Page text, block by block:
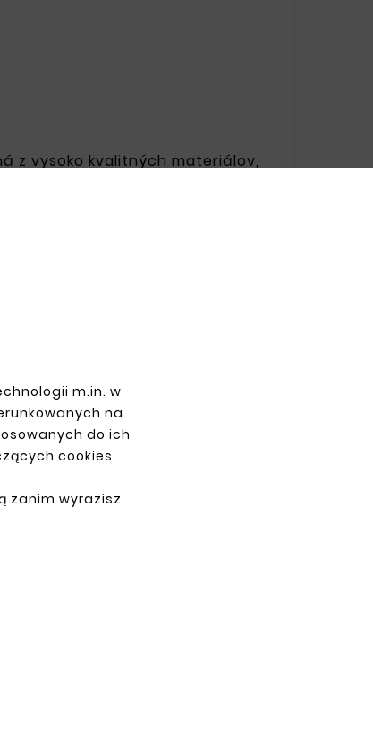
m.in. w
na
do ich
cookies
zanim wyrazisz
z vysoko kvalitných materiálov,
PŁATNOŚCI